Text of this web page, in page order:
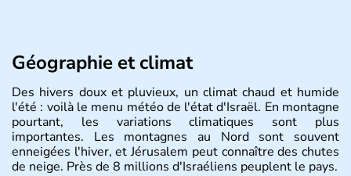
Géographie et climat
Des hivers doux et pluvieux, un climat chaud et humide
l'été : voilà le menu météo de l'état d'Israël. En montagne
pourtant, les variations climatiques sont plus
importantes. Les montagnes au Nord sont souvent
enneigées l'hiver, et Jérusalem peut connaître des chutes
de neige. Près de 8 millions d'Israéliens peuplent le pays.